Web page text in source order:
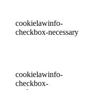
cookielawinfo-
checkbox-necessary
cookielawinfo-
checkbox-